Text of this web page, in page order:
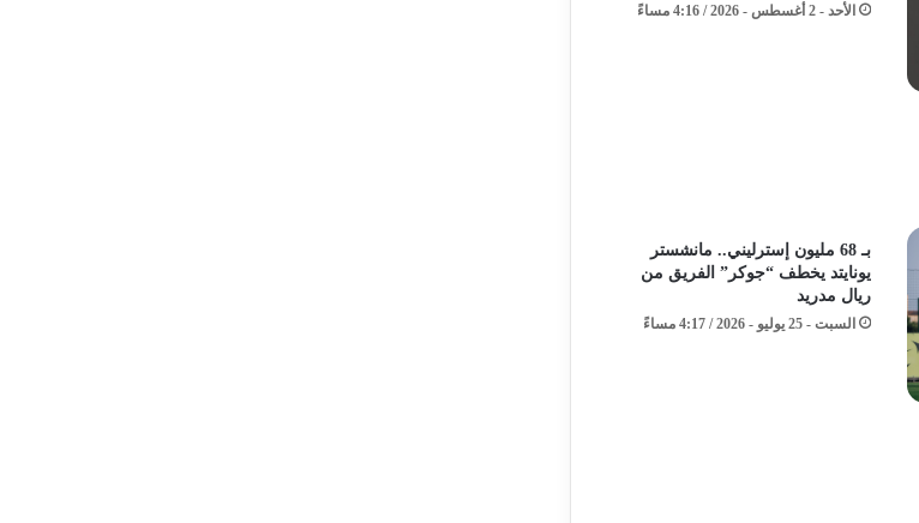
الأحد - 2 أغسطس - 2026 / 4:16 مساءً
بـ 68 مليون إسترليني.. مانشستر
يونايتد يخطف “جوكر” الفريق من
ريال مدريد
السبت - 25 يوليو - 2026 / 4:17 مساءً